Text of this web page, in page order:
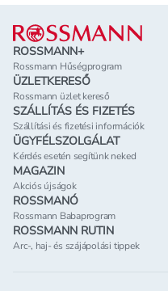
Lábléc
ROSSMANN+
Rossmann Hűségprogram
ÜZLETKERESŐ
Rossmann üzlet kereső
SZÁLLÍTÁS ÉS FIZETÉS
Szállítási és fizetési információk
ÜGYFÉLSZOLGÁLAT
Kérdés esetén segítünk neked
MAGAZIN
Akciós újságok
ROSSMANÓ
Rossmann Babaprogram
ROSSMANN RUTIN
Arc-, haj- és szájápolási tippek